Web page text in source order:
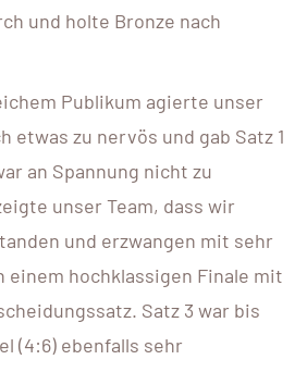
und holte Bronze nach
Publikum agierte unser
etwas zu nervös und gab Satz 1
an Spannung nicht zu
unser Team, dass wir
und erzwangen mit sehr
einem hochklassigen Finale mit
Satz 3 war bis
(4:6) ebenfalls sehr